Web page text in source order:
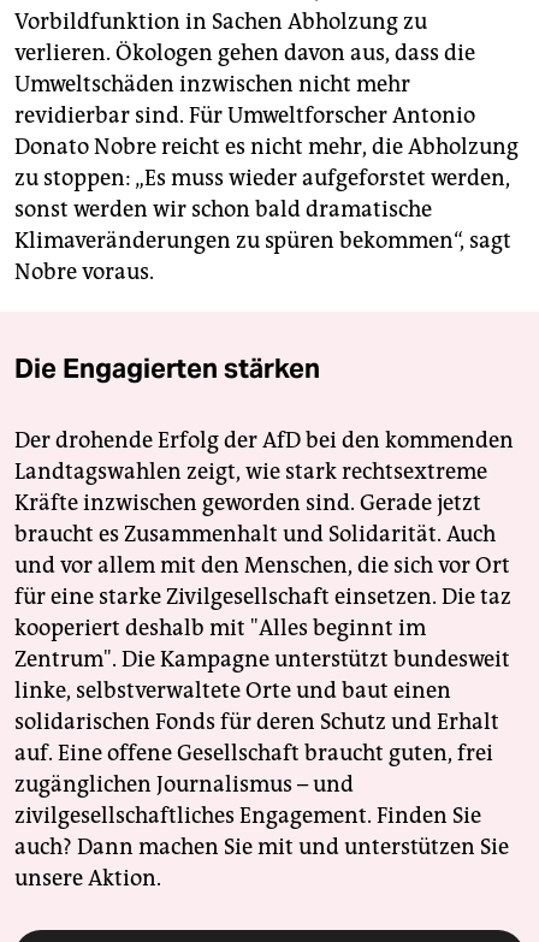
Vorbildfunktion in Sachen Abholzung zu
verlieren. Ökologen gehen davon aus, dass die
Umweltschäden inzwischen nicht mehr
revidierbar sind. Für Umweltforscher Antonio
Donato Nobre reicht es nicht mehr, die Abholzung
zu stoppen: „Es muss wieder aufgeforstet werden,
sonst werden wir schon bald dramatische
Klimaveränderungen zu spüren bekommen“, sagt
Nobre voraus.
Die Engagierten stärken
Der drohende Erfolg der AfD bei den kommenden
Landtagswahlen zeigt, wie stark rechtsextreme
Kräfte inzwischen geworden sind. Gerade jetzt
braucht es Zusammenhalt und Solidarität. Auch
und vor allem mit den Menschen, die sich vor Ort
für eine starke Zivilgesellschaft einsetzen. Die taz
kooperiert deshalb mit "Alles beginnt im
Zentrum". Die Kampagne unterstützt bundesweit
linke, selbstverwaltete Orte und baut einen
solidarischen Fonds für deren Schutz und Erhalt
auf. Eine offene Gesellschaft braucht guten, frei
zugänglichen Journalismus – und
zivilgesellschaftliches Engagement. Finden Sie
auch? Dann machen Sie mit und unterstützen Sie
unsere Aktion.